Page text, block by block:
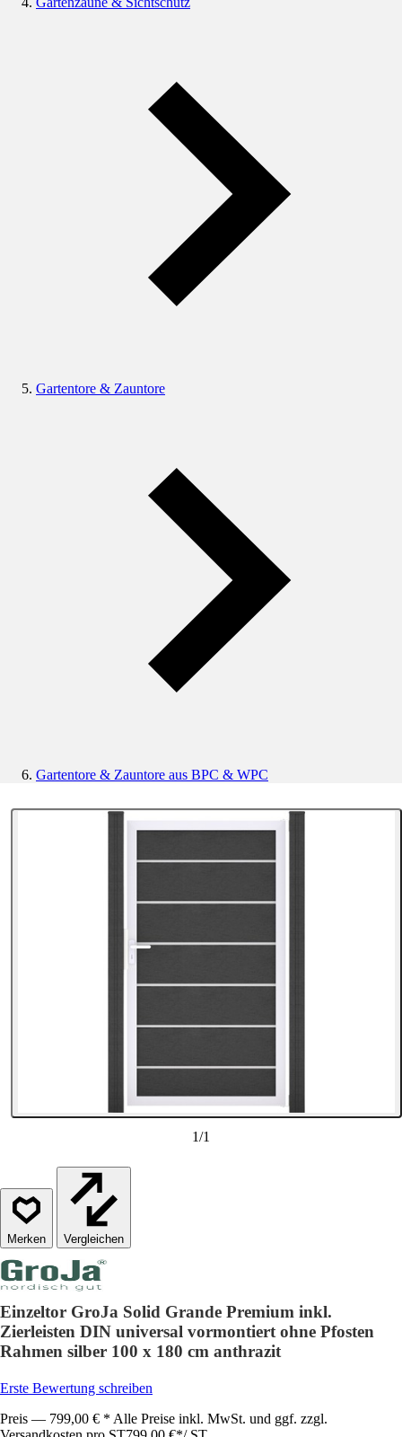
Gartentore & Zauntore
Gartentore & Zauntore aus BPC & WPC
1/1
Vergleichen
Einzeltor GroJa Solid Grande Premium inkl.
Zierleisten DIN universal vormontiert ohne Pfosten
Rahmen silber 100 x 180 cm anthrazit
Erste Bewertung schreiben
Preis — 799,00 € * Alle Preise inkl. MwSt. und ggf. zzgl.